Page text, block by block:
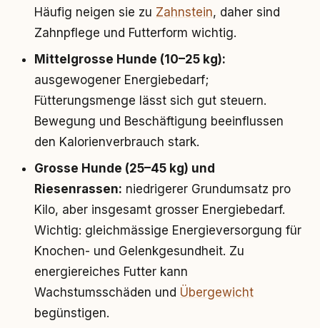
Häufig neigen sie zu Zahnstein, daher sind
Zahnpflege und Futterform wichtig.
Mittelgrosse Hunde (10–25 kg):
ausgewogener Energiebedarf;
Fütterungsmenge lässt sich gut steuern.
Bewegung und Beschäftigung beeinflussen
den Kalorienverbrauch stark.
Grosse Hunde (25–45 kg) und
Riesenrassen: niedrigerer Grundumsatz pro
Kilo, aber insgesamt grosser Energiebedarf.
Wichtig: gleichmässige Energieversorgung für
Knochen- und Gelenkgesundheit. Zu
energiereiches Futter kann
Wachstumsschäden und Übergewicht
begünstigen.